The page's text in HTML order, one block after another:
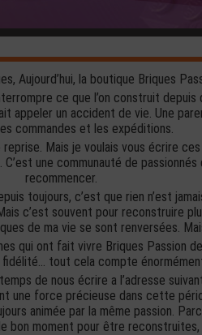
Aujourd’hui, la boutique Briques
ce que l’on construit
un accident de vie. Une
commandes et les expéditions.
Mais je voulais vous écrire
une communauté de
recommencer.
toujours, c’est que rien n’est
c’est souvent pour reconstruire
de ma vie se sont renversées.
qui ont fait vivre Briques Passion
fidélité… tout cela compte
de nous écrire a l’adresse
une force précieuse dans cette
animée par la même passion.
bon moment pour être